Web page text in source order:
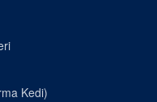
Kedi)